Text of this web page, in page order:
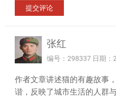
张红
编号：298337 日期：
作者文章讲述猫的有趣故事
谐，反映了城市生活的人群